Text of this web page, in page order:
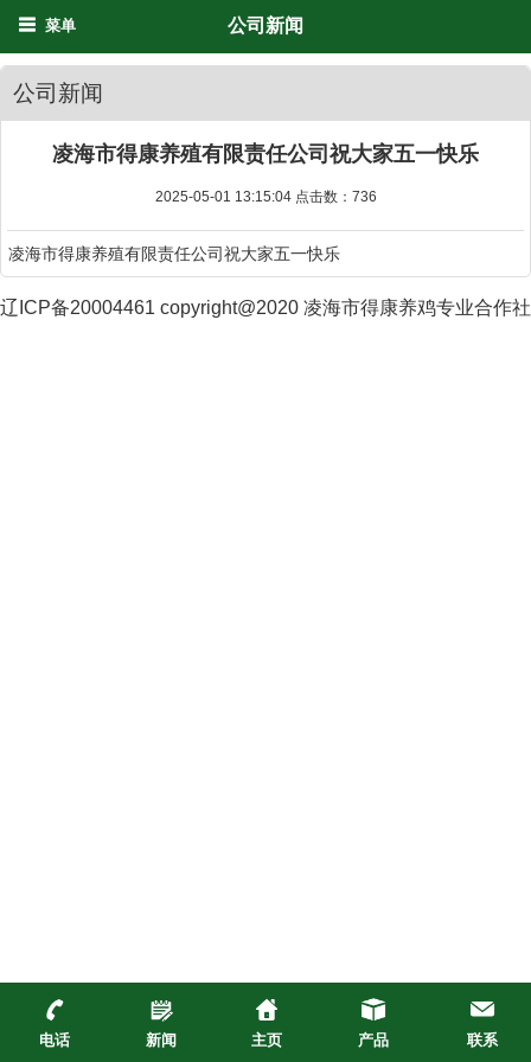
公司新闻
菜单
公司新闻
凌海市得康养殖有限责任公司祝大家五一快乐
2025-05-01 13:15:04 点击数： 736
凌海市得康养殖有限责任公司祝大家五一快乐
辽ICP备20004461 copyright@2020 凌海市得康养鸡专业合作社
电话 新闻 主页 产品 联系